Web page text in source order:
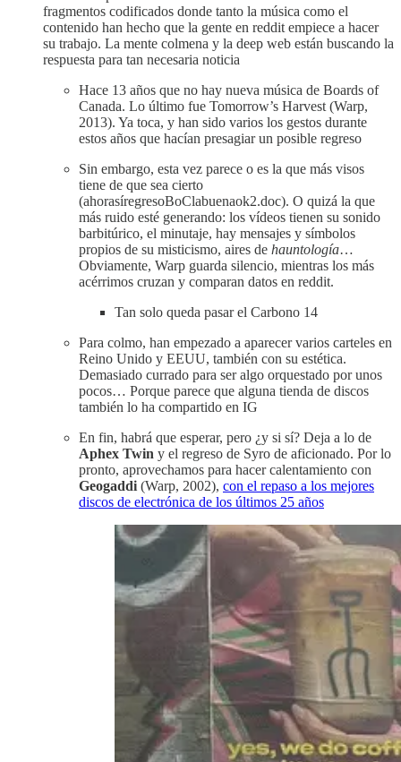
fragmentos codificados donde tanto la música como el
contenido han hecho que la gente en reddit empiece a hacer
su trabajo. La mente colmena y la deep web están buscando la
respuesta para tan necesaria noticia
Hace 13 años que no hay nueva música de Boards of
Canada. Lo último fue Tomorrow’s Harvest (Warp,
2013). Ya toca, y han sido varios los gestos durante
estos años que hacían presagiar un posible regreso
Sin embargo, esta vez parece o es la que más visos
tiene de que sea cierto
(ahorasíregresoBoClabuenaok2.doc). O quizá la que
más ruido esté generando: los vídeos tienen su sonido
barbitúrico, el minutaje, hay mensajes y símbolos
propios de su misticismo, aires de hauntología…
Obviamente, Warp guarda silencio, mientras los más
acérrimos cruzan y comparan datos en reddit.
Tan solo queda pasar el Carbono 14
Para colmo, han empezado a aparecer varios carteles en
Reino Unido y EEUU, también con su estética.
Demasiado currado para ser algo orquestado por unos
pocos… Porque parece que alguna tienda de discos
también lo ha compartido en IG
En fin, habrá que esperar, pero ¿y si sí? Deja a lo de
Aphex Twin y el regreso de Syro de aficionado. Por lo
pronto, aprovechamos para hacer calentamiento con
Geogaddi (Warp, 2002), con el repaso a los mejores
discos de electrónica de los últimos 25 años